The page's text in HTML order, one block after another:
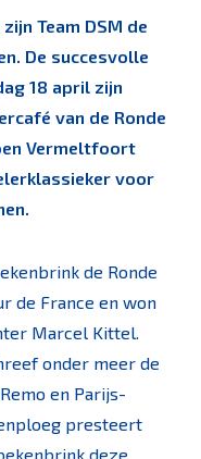
Team DSM de
De succesvolle
18 april zijn
van de Ronde
Vermeltfoort
voor
de Ronde
de France en won
Marcel Kittel.
onder meer de
en Parijs-
presteert
deze